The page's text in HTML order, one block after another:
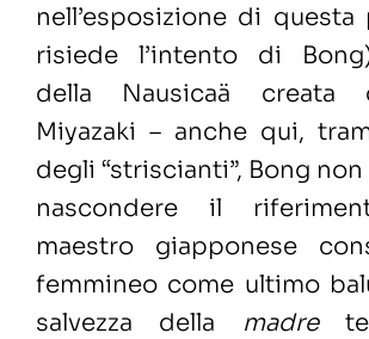
nell’esposizione di questa
risiede l’intento di
della Nausicaä creata
Miyazaki – anche qui,
degli “striscianti”, Bong
nascondere il
maestro giapponese
femmineo come ultimo
salvezza della madre